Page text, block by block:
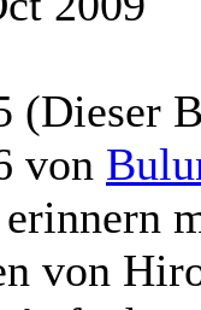
(Dieser
von
von